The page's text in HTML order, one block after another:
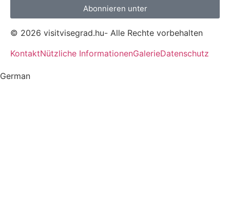
Abonnieren unter
© 2026 visitvisegrad.hu- Alle Rechte vorbehalten
KontaktNützliche InformationenGalerieDatenschutz
German